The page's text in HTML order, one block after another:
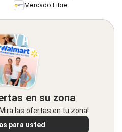
Mercado Libre
en su zona
las ofertas en tu zona!
para usted